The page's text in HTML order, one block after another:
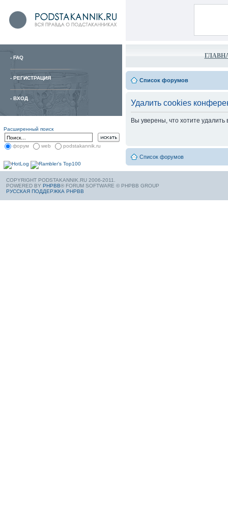
- FAQ
- РЕГИСТРАЦИЯ
- ВХОД
Расширенный поиск
форум web podstakannik.ru
Список форумов
Удалить cookies
Вы уверены, что хотите
Список форумов
COPYRIGHT PODSTAKANNIK.RU 2006-2011.
POWERED BY PHPBB® FORUM SOFTWARE © PHPBB GROUP
РУССКАЯ ПОДДЕРЖКА PHPBB